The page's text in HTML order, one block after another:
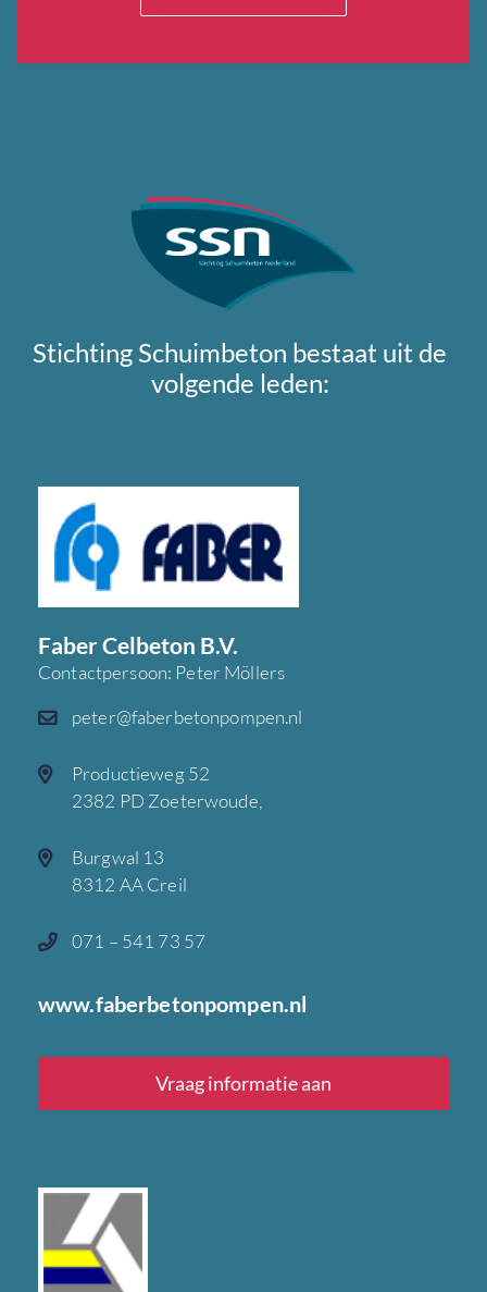
Stichting Schuimbeton bestaat uit de
volgende leden:
Faber Celbeton B.V.
Contactpersoon: Peter Möllers
peter@faberbetonpompen.nl
Productieweg 52
2382 PD Zoeterwoude,
Burgwal 13
8312 AA Creil
071 – 541 73 57
www.faberbetonpompen.nl
Vraag informatie aan